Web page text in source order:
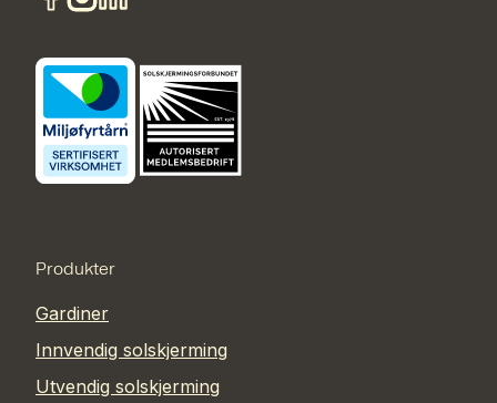
Produkter
Gardiner
Innvendig solskjerming
Utvendig solskjerming